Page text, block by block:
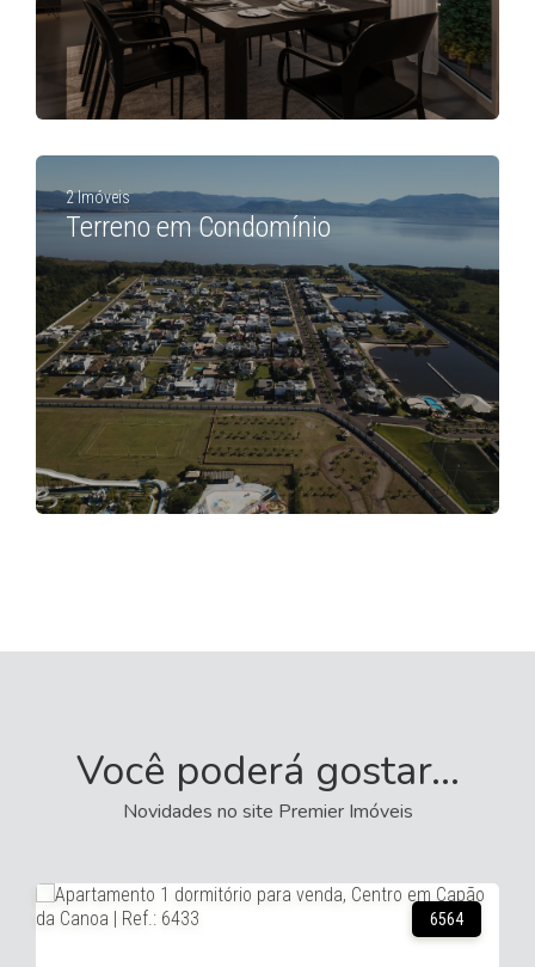
2 Imóveis
Terreno em Condomínio
Você poderá gostar...
Novidades no site Premier Imóveis
14638